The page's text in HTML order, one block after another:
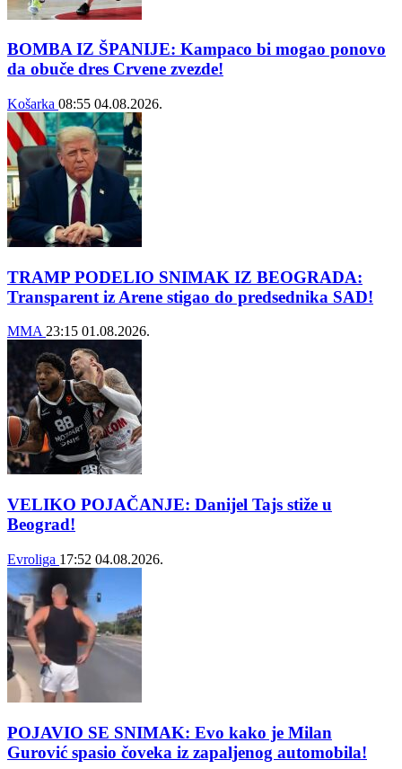
BOMBA IZ ŠPANIJE: Kampaco bi mogao ponovo
da obuče dres Crvene zvezde!
Košarka 08:55 04.08.2026.
TRAMP PODELIO SNIMAK IZ BEOGRADA:
Transparent iz Arene stigao do predsednika SAD!
MMA23:15 01.08.2026.
VELIKO POJAČANJE: Danijel Tajs stiže u
Beograd!
Evroliga 17:52 04.08.2026.
POJAVIO SE SNIMAK: Evo kako je Milan
Gurović spasio čoveka iz zapaljenog automobila!